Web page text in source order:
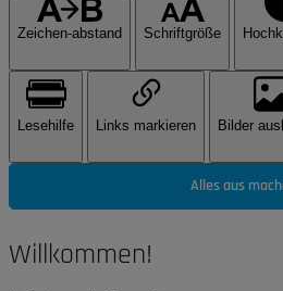
Zeichen-abstand Schriftgröße
Lesehilfe Links markieren Bilder
Alles aus
Willkommen!